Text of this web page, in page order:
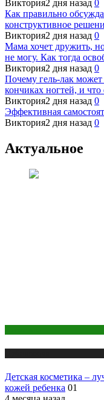
Виктория2 дня назад 0
Как правильно
конструктивное
Виктория2 дня назад 0
Мама хочет дружить,
не могу. Как тогда
Виктория2 дня назад 0
Почему гель-лак может
кончиках ногтей, и
Виктория2 дня назад 0
Эффективная
Виктория2 дня назад 0
Актуальное
Детская косметика –
кожей ребенка 01